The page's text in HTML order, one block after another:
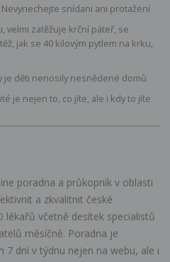
snídani ani protažení
velmi zatěžuje krční páteř, se
jak se 40 kilovým pytlem na krku,
je děti nenosily nesnědené domů
je nejen to, co jíte, ale i kdy to jíte
poradna a průkopník v oblasti
a zkvalitnit české
lékařů včetně desítek specialistů
měsíčně. Poradna je
7 dní v týdnu nejen na webu, ale i